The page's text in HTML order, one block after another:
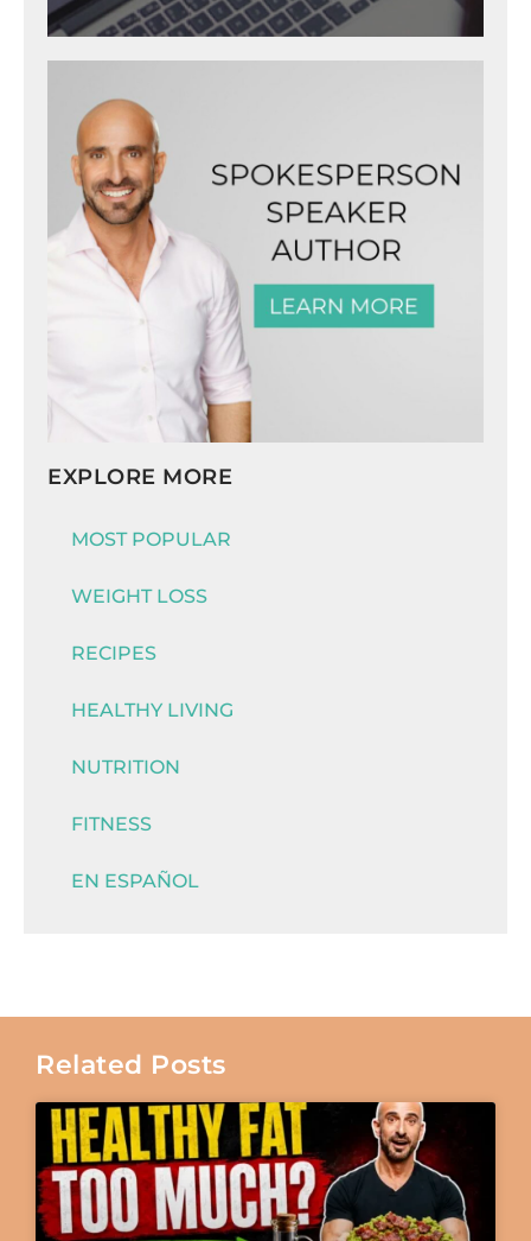
EXPLORE MORE
MOST POPULAR
WEIGHT LOSS
RECIPES
HEALTHY LIVING
NUTRITION
FITNESS
EN ESPAÑOL
Related Posts